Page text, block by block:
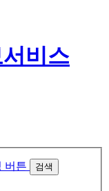
검색